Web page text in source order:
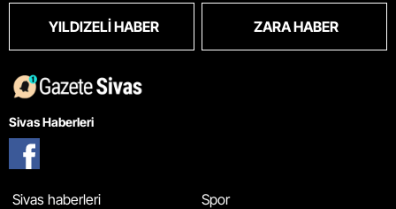
YILDIZELI HABER ZARA HABER
Sivas Haberleri
Sivas haberleri
Spor